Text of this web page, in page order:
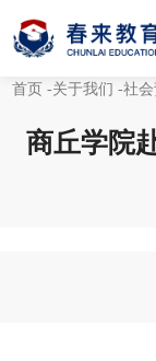
首页 -关于我们 -社
商丘学院